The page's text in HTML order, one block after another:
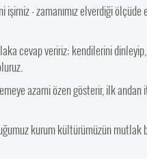
- zamanımız elverdiği ölçüde
cevap veririz; kendilerini
azami özen gösterir, ilk
kurum kültürümüzün mutlak